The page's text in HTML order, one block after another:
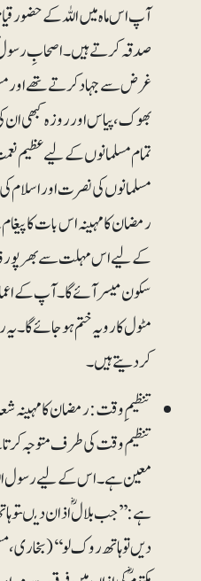
آپ اس ماہ میں اللہ کے حضور
صدقہ کرتے ہیں۔ اصحابِ رسولؐ
غرض سے جہاد کرتے تھے اور
بھوک، پیاس اور روزہ کبھی
تمام مسلمانوں کے لیے عظیم
مسلمانوں کی نصرت اور
رمضان کا مہینہ اس بات کا
کے لیے اس مہلت سے بھرپور
سکون میسر آئے گا۔ آپ کے
مٹول کا رویہ ختم ہوجائے گا۔
کردیتے ہیں۔
تنظیمِ وقت:رمضان کا مہینہ
تنظیم وقت کی طرف متوجہ کرتا
معین ہے۔ اس کے لیے رسول اللہ
ہے: ’’جب بلالؓ اذان دیںتو
دیں تو ہاتھ روک لو‘‘